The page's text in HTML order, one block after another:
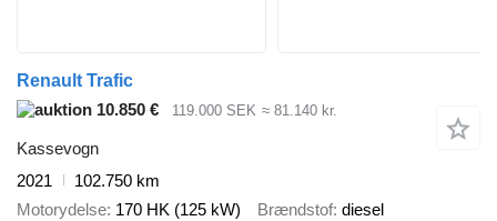
Renault Trafic
10.850 €
119.000 SEK ≈ 81.140 kr.
Kassevogn
2021
102.750 km
Motorydelse 170 HK (125 kW) Brændstof diesel